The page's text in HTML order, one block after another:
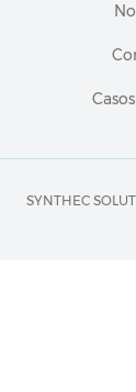
SYNTHEC